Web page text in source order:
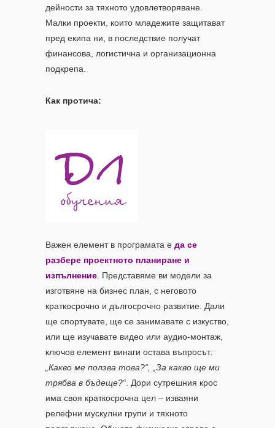
дейности за тяхното удовлетворяване.
Малки проекти, които младежите защитават
пред екипа ни, в последствие получат
финансова, логистична и организационна
подкрепа.
Как протича:
Важен елемент в програмата е да се
разбере проектното планиране и
изпълнение . Представяме ви модели за
изготвяне на бизнес план, с неговото
краткосрочно и дългосрочно развитие. Дали
ще спортувате, ще се занимавате с изкуство,
или ще изучавате видео или аудио-монтаж,
ключов елемент винаги остава въпросът:
„Какво ме ползва това?“, „За какво ще ми
трябва в бъдеще?“ . Дори сутрешния крос
има своя краткосрочна цел – изваяни
релефни мускулни групи и тяхното